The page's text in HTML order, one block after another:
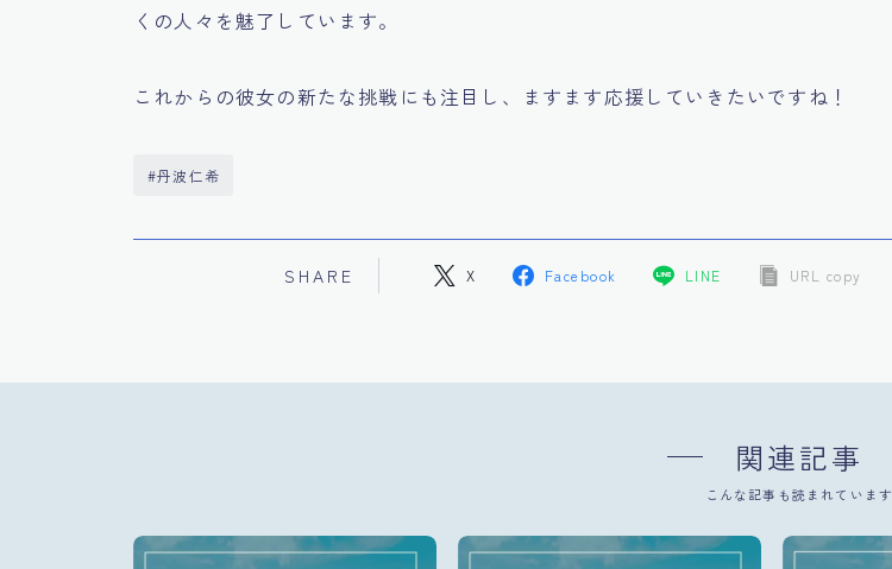
くの人々を魅了しています。
これからの彼女の新たな挑戦にも注目し、ますます応援していきたいですね！
#丹波仁希
SHARE X Facebook LINE URL copy
関連記事
こんな記事も読まれています